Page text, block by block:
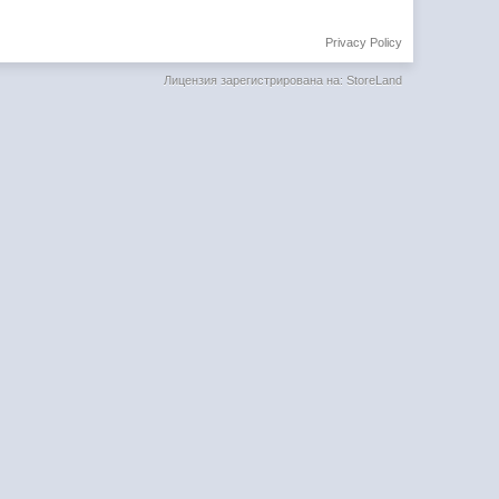
Privacy Policy
Лицензия зарегистрирована на: StoreLand